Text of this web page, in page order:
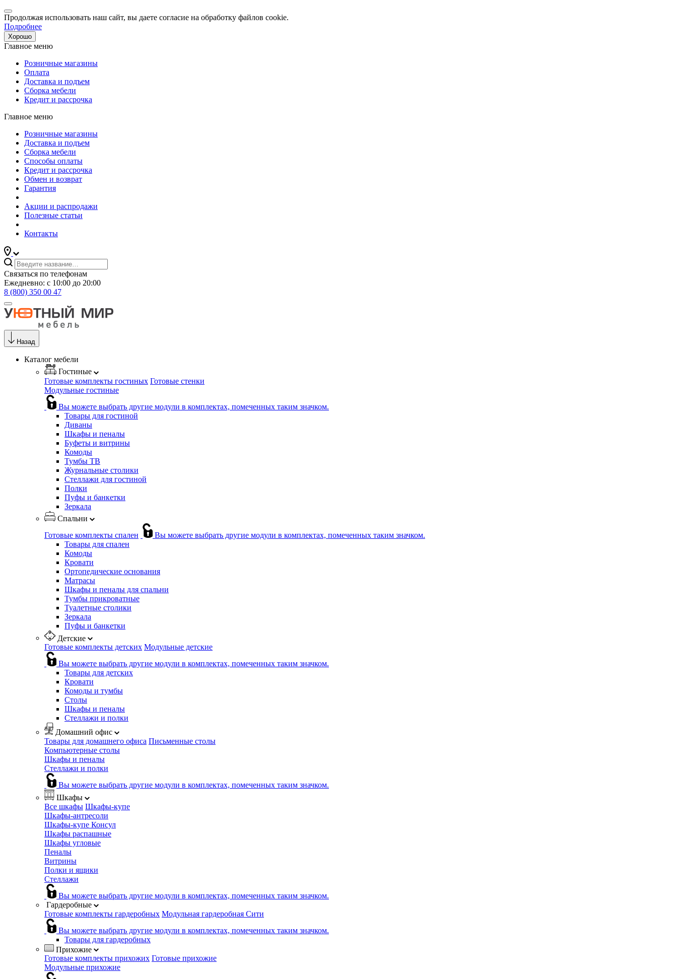
Продолжая использовать наш сайт, вы даете согласие на обработку файлов cookie.
Подробнее
Хорошо
Главное меню
Розничные магазины
Оплата
Доставка и подъем
Сборка мебели
Кредит и рассрочка
Главное меню
Розничные магазины
Доставка и подъем
Сборка мебели
Способы оплаты
Кредит и рассрочка
Обмен и возврат
Гарантия
Акции и распродажи
Полезные статьи
Контакты
Связаться по телефонам
Ежедневно: с 10:00 до 20:00
8 (800) 350 00 47
Назад
Каталог мебели
Гостиные
Готовые комплекты гостиных Готовые стенки
Модульные гостиные
Вы можете выбрать другие модули в комплектах, помеченных таким значком.
Товары для гостиной
Диваны
Шкафы и пеналы
Буфеты и витрины
Комоды
Тумбы ТВ
Журнальные столики
Стеллажи для гостиной
Полки
Пуфы и банкетки
Зеркала
Спальни
Готовые комплекты спален
Вы можете выбрать другие модули в комплектах, помеченных таким значком.
Товары для спален
Комоды
Кровати
Ортопедические основания
Матрасы
Шкафы и пеналы для спальни
Тумбы прикроватные
Туалетные столики
Зеркала
Пуфы и банкетки
Детские
Готовые комплекты детских Модульные детские
Вы можете выбрать другие модули в комплектах, помеченных таким значком.
Товары для детских
Кровати
Комоды и тумбы
Столы
Шкафы и пеналы
Стеллажи и полки
Домашний офис
Товары для домашнего офиса Письменные столы
Компьютерные столы
Шкафы и пеналы
Стеллажи и полки
Вы можете выбрать другие модули в комплектах, помеченных таким значком.
Шкафы
Все шкафы Шкафы-купе
Шкафы-антресоли
Шкафы-купе Консул
Шкафы распашные
Шкафы угловые
Пеналы
Витрины
Полки и ящики
Стеллажи
Вы можете выбрать другие модули в комплектах, помеченных таким значком.
Гардеробные
Готовые комплекты гардеробных Модульная гардеробная Сити
Вы можете выбрать другие модули в комплектах, помеченных таким значком.
Товары для гардеробных
Прихожие
Готовые комплекты прихожих Готовые прихожие
Модульные прихожие